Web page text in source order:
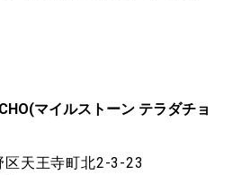
マイルストーン テラダチョ
区天王寺町北2-3-23